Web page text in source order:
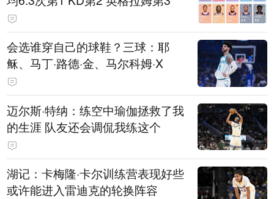
会选谁穿自己的球鞋？三球：耶
稣、马丁·路德·金、马尔科姆·X
迈尔斯·特纳：练空中瑜伽拯救了我
的生涯 队友还会调侃我练这个
湖记：卡梅隆·卡尔训练营表现好些
或许能进入雷迪克的轮换阵容